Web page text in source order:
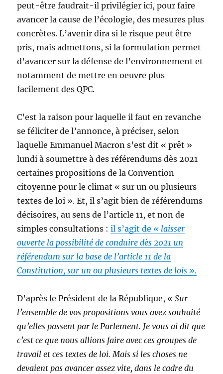
peut-être faudrait-il privilégier ici, pour faire
avancer la cause de l’écologie, des mesures plus
concrètes. L’avenir dira si le risque peut être
pris, mais admettons, si la formulation permet
d’avancer sur la défense de l’environnement et
notamment de mettre en oeuvre plus
facilement des QPC.
C’est la raison pour laquelle il faut en revanche
se féliciter de l’annonce, à préciser, selon
laquelle Emmanuel Macron s’est dit « prêt »
lundi à soumettre à des référendums dès 2021
certaines propositions de la Convention
citoyenne pour le climat « sur un ou plusieurs
textes de loi ». Et, il s’agit bien de référendums
décisoires, au sens de l’article 11, et non de
simples consultations :il s’agit de « laisser
ouverte la possibilité de conduire dès 2021 un
référendum sur la base de l’article 11 de la
Constitution, sur un ou plusieurs textes de lois ».
D’après le Président de la République, «Sur
l’ensemble de vos propositions vous avez souhaité
qu’elles passent par le Parlement. Je vous ai dit que
c’est ce que nous allions faire avec ces groupes de
travail et ces textes de loi. Mais si les choses ne
devaient pas avancer assez vite, dans le cadre du